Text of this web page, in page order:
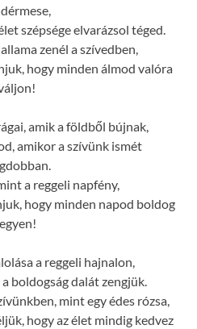
szépsége elvarázsol téged.
zenél a szívedben,
hogy minden álmod valóra
amik a földből bújnak,
amikor a szívünk ismét
a reggeli napfény,
hogy minden napod boldog
a reggeli hajnalon,
boldogság dalát zengjük.
mint egy édes rózsa,
hogy az élet mindig kedvez